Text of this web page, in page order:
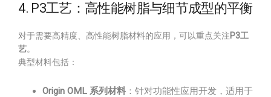
4. P3工艺：高性能树脂与细节成型的平衡
对于需要高精度、高性能树脂材料的应用，可以重点关注P3工
艺。
典型材料包括：
Origin OML 系列材料 ：针对功能性应用开发，适用于